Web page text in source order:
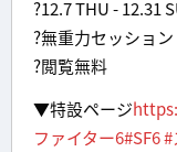
?️12.7 THU - 12.31
?無重力セッショ
?閲覧無料
▼特設ページ
ファイター6#SF6#